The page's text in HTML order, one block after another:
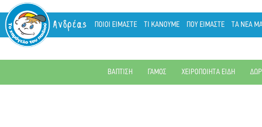
Ανδρέας ΠΟΙΟΙ ΕΙΜΑΣΤΕ ΤΙ ΚΑΝΟΥΜΕ ΠΟΥ ΕΙΜΑΣΤΕ ΤΑ ΝΕΑ
ΒΑΠΤΙΣΗ ΓΑΜΟΣ ΧΕΙΡΟΠΟΙΗΤΑ ΕΙΔΗ